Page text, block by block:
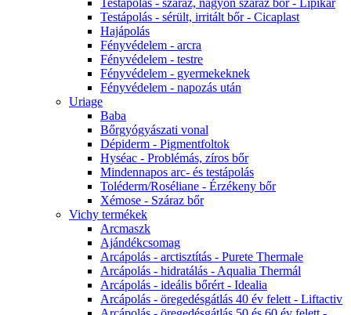
Testápolás - száraz, nagyon száraz bőr - Lipikar
Testápolás - sérült, irritált bőr - Cicaplast
Hajápolás
Fényvédelem - arcra
Fényvédelem - testre
Fényvédelem - gyermekeknek
Fényvédelem - napozás után
Uriage
Baba
Bőrgyógyászati vonal
Dépiderm - Pigmentfoltok
Hyséac - Problémás, zíros bőr
Mindennapos arc- és testápolás
Toléderm/Roséliane - Érzékeny bőr
Xémose - Száraz bőr
Vichy termékek
Arcmaszk
Ajándékcsomag
Arcápolás - arctisztítás - Purete Thermale
Arcápolás - hidratálás - Aqualia Thermál
Arcápolás - ideális bőrért - Idealia
Arcápolás - öregedésgátlás 40 év felett - Liftactiv